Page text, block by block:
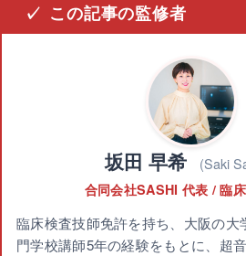
この記事の監修者
坂田 早希 (Saki
合同会社SASHI 代表 / 臨
臨床検査技師免許を持ち、大阪の大
門学校講師5年の経験をもとに、超